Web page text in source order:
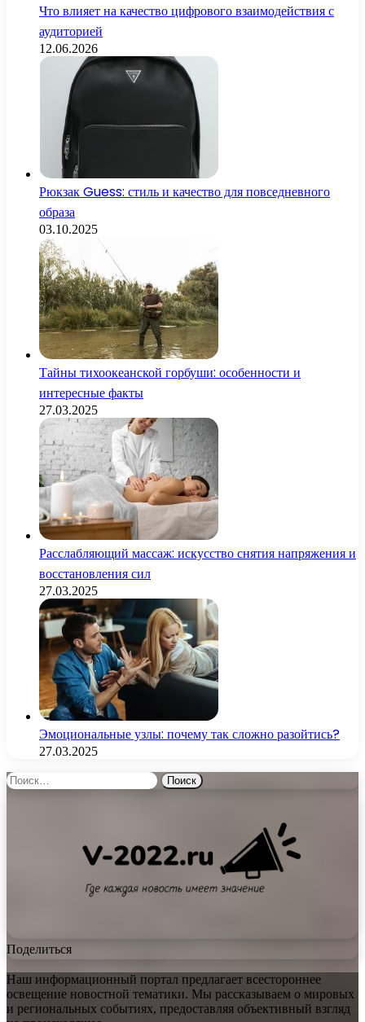
Что влияет на качество цифрового взаимодействия с
аудиторией
12.06.2026
Рюкзак Guess: стиль и качество для повседневного
образа
03.10.2025
Тайны тихоокеанской горбуши: особенности и
интересные факты
27.03.2025
Расслабляющий массаж: искусство снятия напряжения и
восстановления сил
27.03.2025
Эмоциональные узлы: почему так сложно разойтись?
27.03.2025
Найти:
Поделиться
Наш информационный портал предлагает всестороннее
освещение новостной тематики. Мы рассказываем о мировых
и региональных событиях, предоставляя объективный взгляд